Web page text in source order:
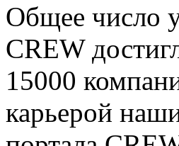
Общее число
CREW
15000
карьерой